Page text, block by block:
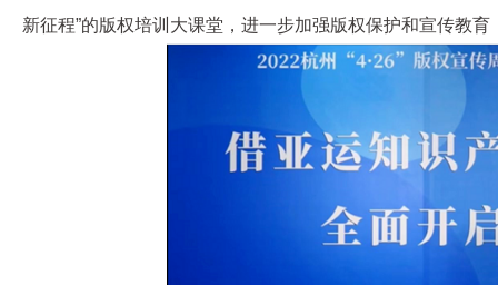
新征程”的版权培训大课堂，进一步加强版权保护和宣传教